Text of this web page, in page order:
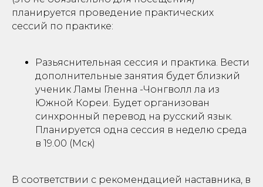
планируется проведение практических
сессий по практике:
Разьяснительная сессия и практика. Вести
дополнительные занятия будет близкий
ученик Ламы Гленна -Чонгволл ла из
Южной Кореи. Будет организован
синхронный перевод на русский язык.
Планируется одна сессия в неделю среда
в 19.00 (Мск)
В соответствии с рекомендацией наставника, в